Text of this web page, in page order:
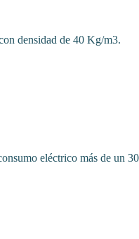
densidad de 40 Kg/m3.
eléctrico más de un